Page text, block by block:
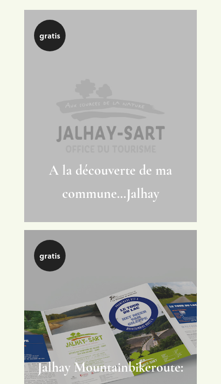
Gratis publicaties
Mountainbikekaarten
A la découverte de ma
commune…Jalhay
gratis
Jalhay Mountainbikeroute:
gratis